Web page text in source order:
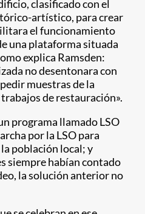
clasificado con el
artístico, para crear
el funcionamiento
una plataforma situada
explica Ramsden:
no desentonara con
muestras de la
de restauración».
programa llamado LSO
por la LSO para
población local; y
siempre habían contado
la solución anterior no